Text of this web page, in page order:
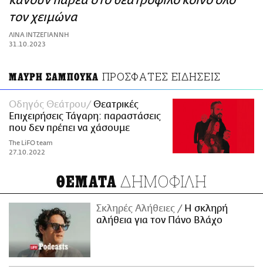
ΑΜΠΑ
PRINT
τον χειμώνα
ΛΙΝΑ ΙΝΤΖΕΓΙΑΝΝΗ
31.10.2023
ΜΑΥΡΗ ΣΑΜΠΟΥΚΑ ΠΡΟΣΦΑΤΕΣ ΕΙΔΗΣΕΙΣ
Οδηγός Θεάτρου
Θεατρικές
Επιχειρήσεις Τάγαρη: παραστάσεις
που δεν πρέπει να χάσουμε
The LiFO team
27.10.2022
ΘΕΜΑΤΑ ΔΗΜΟΦΙΛΗ
Σκληρές Αλήθειες
H σκληρή
αλήθεια για τον Πάνο Βλάχο